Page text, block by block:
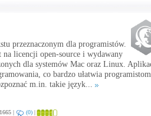
przeznaczonym dla programistów.
na licencji open-source i wydawany
dla systemów Mac oraz Linux.
co bardzo ułatwia programistom
m.in. takie język...
| (0) |